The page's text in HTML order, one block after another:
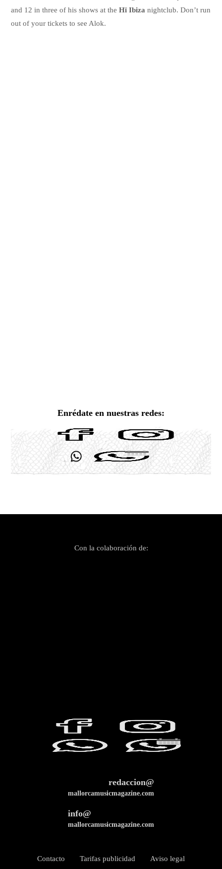
and 12 in three of his shows at theHï Ibiza nightclub. Don’t run
out of your tickets to see Alok.
Enrédate en nuestras redes:
Con la colaboración de:
redaccion@
mallorcamusicmagazine.com
info@
mallorcamusicmagazine.com
Contacto Tarifas publicidad Aviso legal